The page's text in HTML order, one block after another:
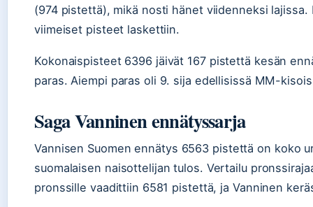
(974 pistettä), mikä nosti hänet viidenneksi
viimeiset pisteet laskettiin.
Kokonaispisteet 6396 jäivät 167 pistettä kesän
paras. Aiempi paras oli 9. sija edellisissä MM-
Saga Vanninen ennätyssarja
Vannisen Suomen ennätys 6563 pistettä on koko
suomalaisen naisottelijan tulos. Vertailu
pronssille vaadittiin 6581 pistettä, ja Vanninen